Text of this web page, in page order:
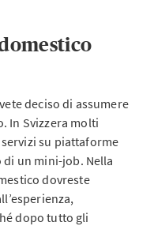
deciso di assumere
In Svizzera molti
su piattaforme
di un mini-job. Nella
dovreste
dopo tutto gli